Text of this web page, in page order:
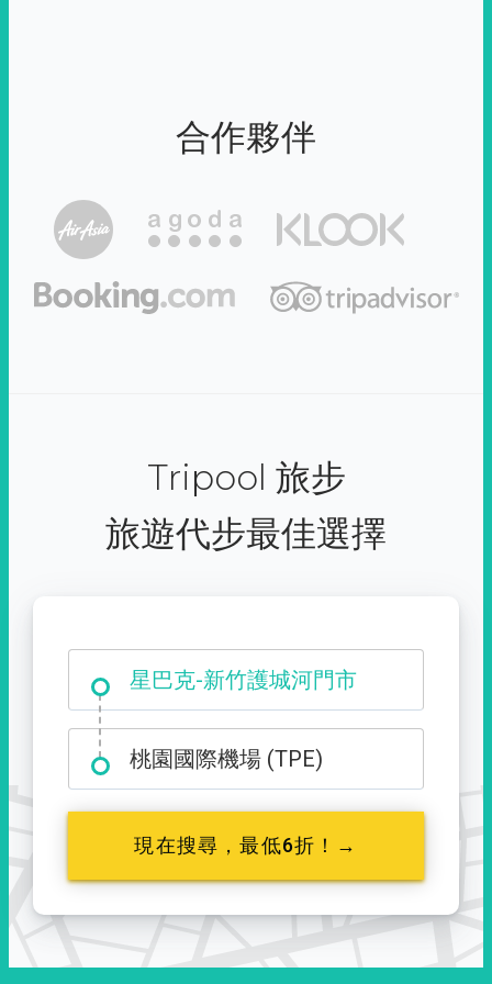
合作夥伴
Tripool 旅步
旅遊代步最佳選擇
大霸尖山登山口
桃園國際機場 (TPE)
現在搜尋，最低6折！→